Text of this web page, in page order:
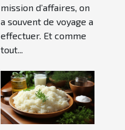
mission d’affaires, on
a souvent de voyage a
effectuer. Et comme
tout...